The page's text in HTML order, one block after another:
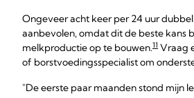
Ongeveer acht keer per 24 uur
aanbevolen, omdat dit de beste kans
melkproductie op te bouwen.11 Vraag
of borstvoedingsspecialist om
"De eerste paar maanden stond mijn